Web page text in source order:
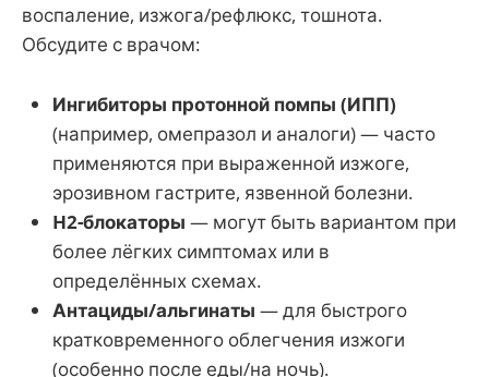
воспаление, изжога/рефлюкс, тошнота.
Обсудите с врачом:
Ингибиторы протонной помпы (ИПП)
(например, омепразол и аналоги) — часто
применяются при выраженной изжоге,
эрозивном гастрите, язвенной болезни.
H2-блокаторы — могут быть вариантом при
более лёгких симптомах или в
определённых схемах.
Антациды/альгинаты — для быстрого
кратковременного облегчения изжоги
(особенно после еды/на ночь).